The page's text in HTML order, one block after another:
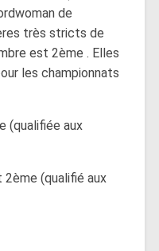
de
très stricts de
est 2ème . Elles
les championnats
(qualifiée aux
(qualifié aux